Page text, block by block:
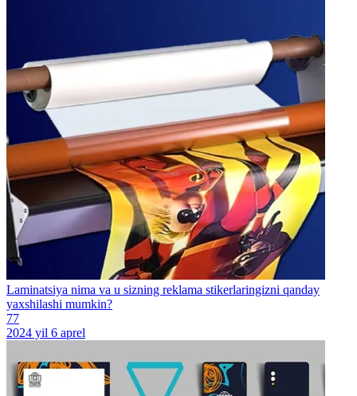
Laminatsiya nima va u sizning reklama stikerlaringizni qanday
yaxshilashi mumkin?
77
2024 yil 6 aprel